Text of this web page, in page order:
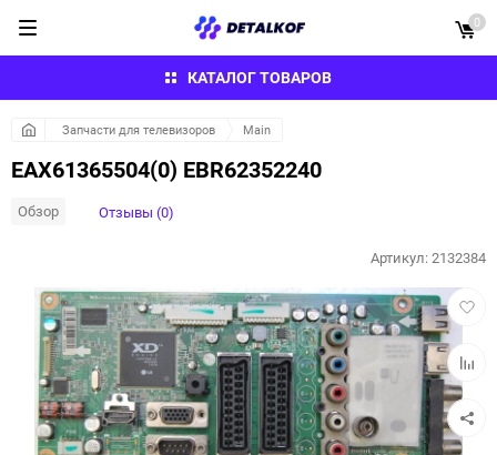
КАТАЛОГ ТОВАРОВ
0
Запчасти для телевизоров Main
EAX61365504(0) EBR62352240
Обзор Отзывы (0)
в
к
Артикул:2132384